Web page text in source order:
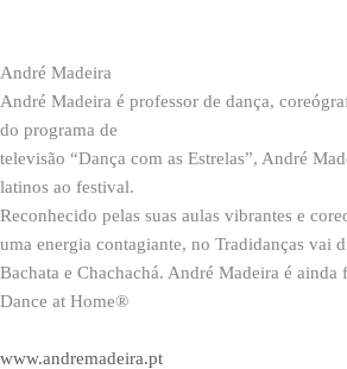
André Madeira
André Madeira é professor de dança,
do programa de
televisão “Dança com as Estrelas”, André
latinos ao festival.
Reconhecido pelas suas aulas vibrantes e
uma energia contagiante, no Tradidanças vai
Bachata e Chachachá. André Madeira é
Dance at Home®
www.andremadeira.pt